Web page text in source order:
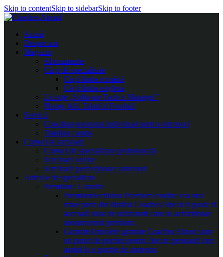
Skip to contentSkip to sidebarSkip to footer
Acasă
Despre noi
Magazin
Abonamente
Cărți de specialitate
Cărți limba română
Cărți limba engleza
Licențe „Software Tactics Manager”
Planșe, folii Taktifol Football
Servicii
Coaching-mentorat individual pentru antrenori
Training camps
Cursuri și seminarii
Cursuri de specializare profesională
Seminarii online
Seminarii perfecționare antrenori
Articole de specialitate
Premium / Gratuite
PremiumSecțiunea Premium conține cea mai
mare parte din librăria Coaches Ahead și poate fi
accesată doar de utilizatorii care au achiziționat
abonamentul premium.
GratuiteArticolele gratuite Coaches Ahead sunt
un punct de pornire pentru fiecare persoană care
aspiră la o poziție de antrenor.